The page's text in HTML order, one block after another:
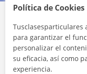
Contacta con
Tarifa
Política de Cookies
Tusclasesparticulares
para garantizar el
personalizar el
su eficacia, así como
experiencia.